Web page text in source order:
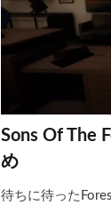
Sons Of The
め
待ちに待った